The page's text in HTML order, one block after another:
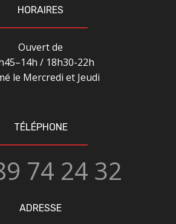
HORAIRES
Ouvert de
/ 18h30-22h
le Mercredi et Jeudi
TÉLÉPHONE
74 24 32
ADRESSE